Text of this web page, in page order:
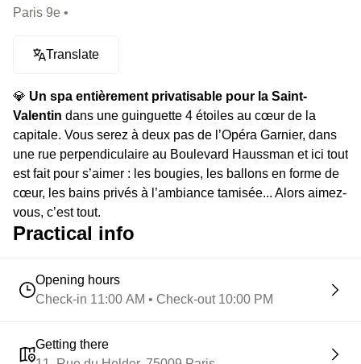
Paris 9e •
Translate
💎 Un spa entièrement privatisable pour la Saint-
Valentin dans une guinguette 4 étoiles au cœur de la
capitale. Vous serez à deux pas de l’Opéra Garnier, dans
une rue perpendiculaire au Boulevard Haussman et ici tout
est fait pour s’aimer : les bougies, les ballons en forme de
cœur, les bains privés à l’ambiance tamisée... Alors aimez-
vous, c’est tout.
👑La privatisation d’un espace bien-être pendant
sensorielle. On vous apportera deux coupes de
champagne Besserat de Bellefont, parce que les gens qui
bulles.
Practical info
Opening hours
Check-in 11:00 AM • Check-out 10:00 PM
Getting there